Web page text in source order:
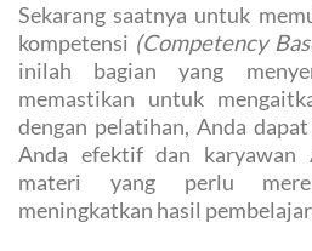
Sekarang saatnya untuk
kompetensi (Competency
inilah bagian yang
memastikan untuk
dengan pelatihan, Anda
Anda efektif dan karyawan
materi yang perlu
meningkatkan hasil